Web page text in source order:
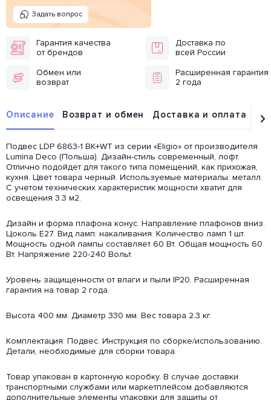
Задать вопрос
Гарантия качества
от брендов
Доставка по
всей России
Обмен или
возврат
Расширенная гарантия
2 года
Описание Возврат и обмен Доставка и оплата
Подвес LDP 6863-1 BK+WT из серии «Eligio» от производителя
Lumina Deco (Польша). Дизайн-стиль современный, лофт.
Отлично подойдет для такого типа помещений, как прихожая,
кухня. Цвет товара черный. Используемые материалы: металл.
С учетом технических характеристик мощности хватит для
освещения 3.3 м2.
Дизайн и форма плафона конус. Направление плафонов вниз.
Цоколь E27. Вид ламп: накаливания. Количество ламп 1 шт.
Мощность одной лампы составляет 60 Вт. Общая мощность 60
Вт. Напряжение 220-240 Вольт.
Уровень защищенности от влаги и пыли IP20. Расширенная
гарантия на товар 2 года.
Высота 400 мм. Диаметр 330 мм. Вес товара 2.3 кг.
Комплектация: Подвес. Инструкция по сборке/использованию.
Детали, необходимые для сборки товара.
Товар упакован в картонную коробку. В случае доставки
транспортными службами или маркетплейсом добавляются
дополнительные элементы упаковки для защиты от